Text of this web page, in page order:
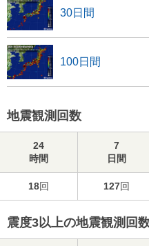
30日間
100日間
地震観測回数
24
時間
7
日間
18回 127回
震度3以上の地震観測回